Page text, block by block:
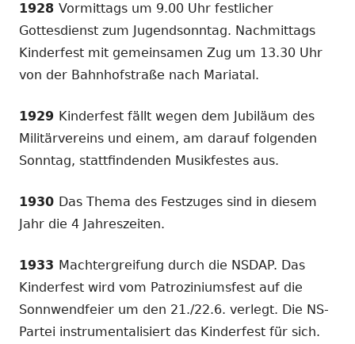
1928 Vormittags um 9.00 Uhr festlicher
Gottesdienst zum Jugendsonntag. Nachmittags
Kinderfest mit gemeinsamen Zug um 13.30 Uhr
von der Bahnhofstraße nach Mariatal.
1929 Kinderfest fällt wegen dem Jubiläum des
Militärvereins und einem, am darauf folgenden
Sonntag, stattfindenden Musikfestes aus.
1930 Das Thema des Festzuges sind in diesem
Jahr die 4 Jahreszeiten.
1933 Machtergreifung durch die NSDAP. Das
Kinderfest wird vom Patroziniumsfest auf die
Sonnwendfeier um den 21./22.6. verlegt. Die NS-
Partei instrumentalisiert das Kinderfest für sich.